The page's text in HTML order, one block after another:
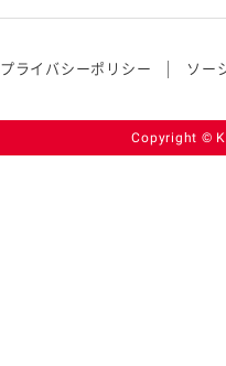
プライバシーポリシー ソー
Copyright ©